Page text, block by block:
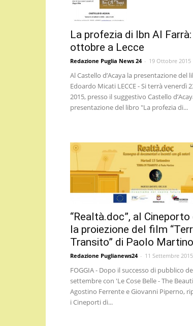
La profezia di Ibn Al
ottobre a Lecce
Redazione Puglia News 24 - 19 Ottobre 2015
Al Castello d’Acaya la presentazione del
Edoardo Micati LECCE - Si terrà venerdì
2015, presso il suggestivo Castello
presentazione del libro "La profezia di...
“Realtà.doc”, al Cineporto
la proiezione del film
Transito” di Paolo Martino
Redazione Puglianews24 - 11 Settembre 2015
FOGGIA - Dopo il successo di pubblico
settembre con 'Le Cose Belle - The
Agostino Ferrente e Giovanni Piperno,
i Cineporti di...